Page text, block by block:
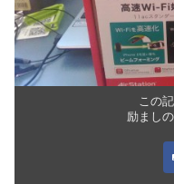
この
励まし